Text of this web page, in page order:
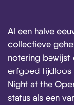
Al een halve
collectieve
notering bewijst
erfgoed tijdloos
Night at the
status als een